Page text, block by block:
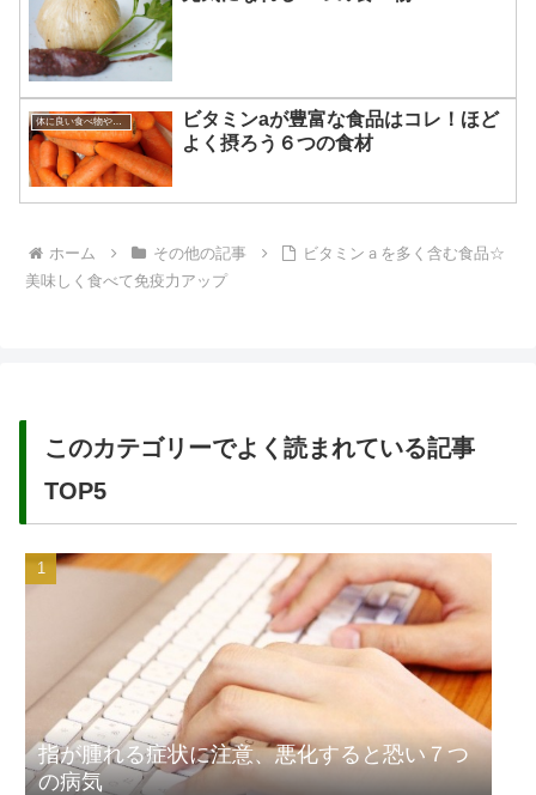
体に良い食べ物やその効果
ビタミンaが豊富な食品はコレ！ほど
よく摂ろう６つの食材
ホーム その他の記事
ビタミンａを多く含む食品☆
美味しく食べて免疫力アップ
このカテゴリーでよく読まれている記事
TOP5
指が腫れる症状に注意、悪化すると恐い７つ
の病気